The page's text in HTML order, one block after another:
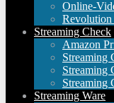
Online-
Revolution
Streaming Check
Amazon
Streaming
Streaming
Streaming
Streaming Ware